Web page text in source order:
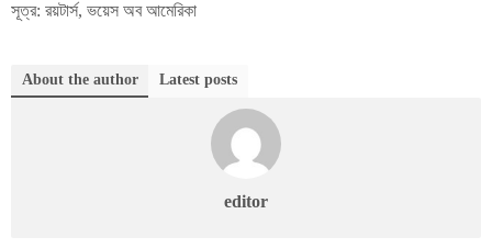
সূত্র: রয়টার্স, ভয়েস অব আমেরিকা
About the author Latest posts
editor